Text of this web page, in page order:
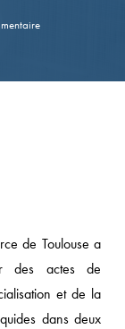
de Toulouse a
des actes de
et de la
dans deux